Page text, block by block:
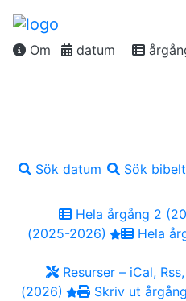
Om datum
Sök datum
Sök
Hela årgång 2
(2025-2026)
Hela
Resurser – iCal,
(2026)
Skriv ut